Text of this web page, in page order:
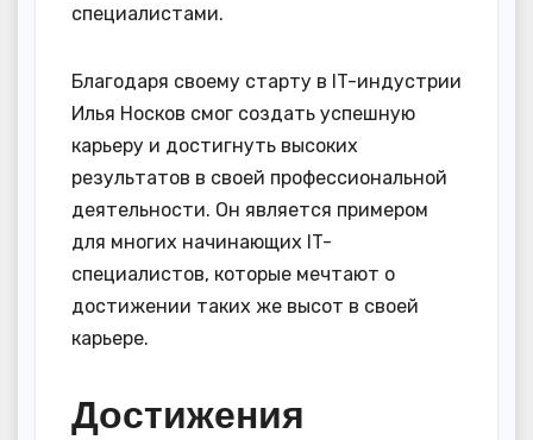
специалистами.
Благодаря своему старту в IT-индустрии
Илья Носков смог создать успешную
карьеру и достигнуть высоких
результатов в своей профессиональной
деятельности. Он является примером
для многих начинающих IT-
специалистов, которые мечтают о
достижении таких же высот в своей
карьере.
Достижения